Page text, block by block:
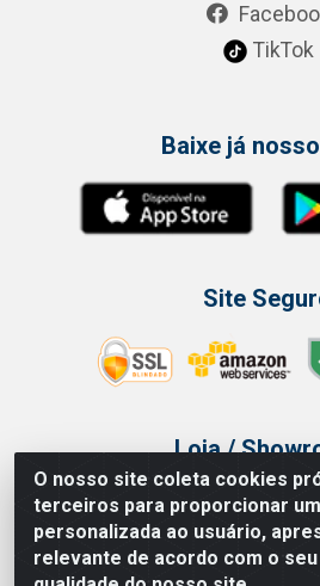
O nosso site coleta cookies
terceiros para proporcionar
personalizada ao usuário,
relevante de acordo com o
TikTok
Baixe já
Site
Loja /
Tel.: (11) 3314
Av Vautier, 468 - Pari -